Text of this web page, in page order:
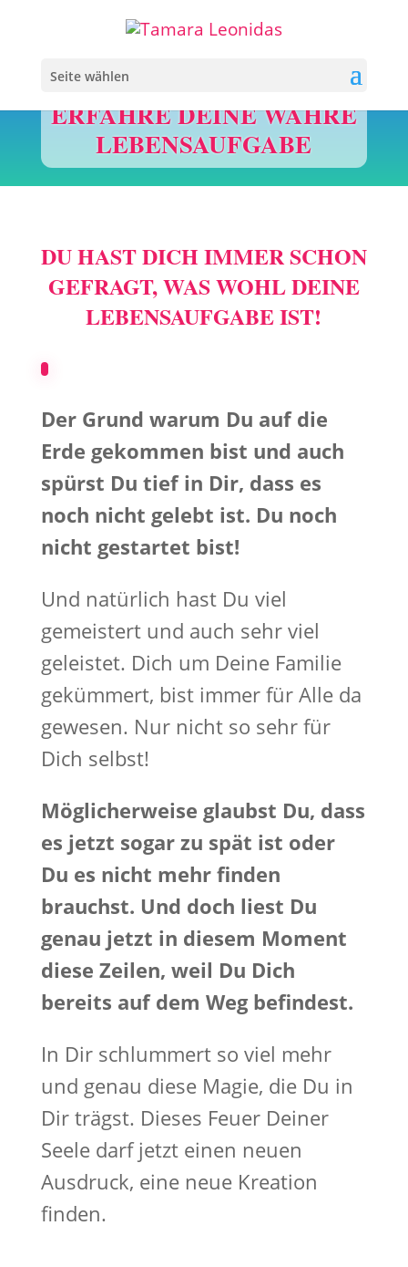
Seite wählen
ERFAHRE DEINE WAHRE
LEBENSAUFGABE
DU HAST DICH IMMER SCHON
GEFRAGT, WAS WOHL DEINE
LEBENSAUFGABE IST!
Der Grund warum Du auf die
Erde gekommen bist und auch
spürst Du tief in Dir, dass es
noch nicht gelebt ist. Du noch
nicht gestartet bist!
Und natürlich hast Du viel
gemeistert und auch sehr viel
geleistet. Dich um Deine Familie
gekümmert, bist immer für Alle da
gewesen. Nur nicht so sehr für
Dich selbst!
Möglicherweise glaubst Du, dass
es jetzt sogar zu spät ist oder
Du es nicht mehr finden
brauchst. Und doch liest Du
genau jetzt in diesem Moment
diese Zeilen, weil Du Dich
bereits auf dem Weg befindest.
In Dir schlummert so viel mehr
und genau diese Magie, die Du in
Dir trägst. Dieses Feuer Deiner
Seele darf jetzt einen neuen
Ausdruck, eine neue Kreation
finden.